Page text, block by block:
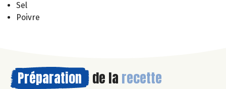
Sel
Poivre
Préparation de la recette